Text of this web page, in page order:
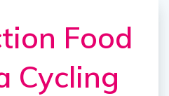
Food
Cycling